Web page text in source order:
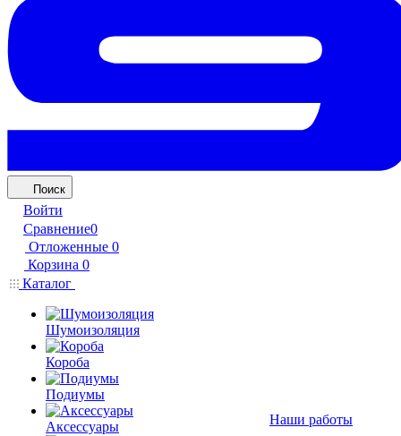
Поиск
Войти
Сравнение0
Отложенные 0
Корзина 0
Каталог
Шумоизоляция
Короба
Подиумы
Аксессуары
Наши работы